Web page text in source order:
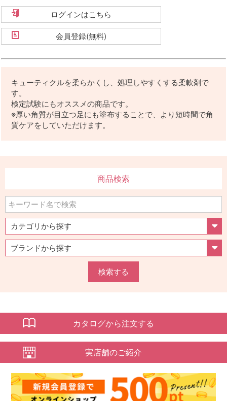
ログインはこちら
会員登録(無料)
キューティクルを柔らかくし、処理しやすくする柔軟剤で
す。
検定試験にもオススメの商品です。
※厚い角質が目立つ足にも塗布することで、より短時間で角
質ケアをしていただけます。
商品検索
検索する
カタログから注文する
実店舗のご紹介